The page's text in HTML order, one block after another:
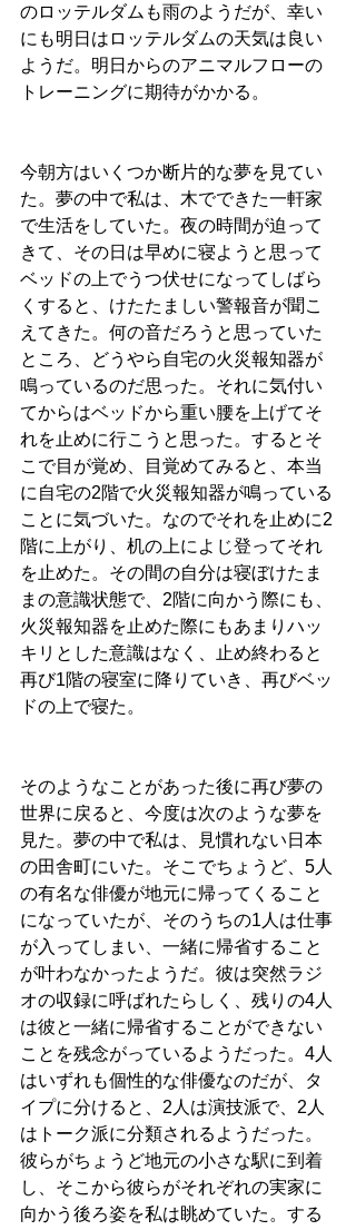
のロッテルダムも雨のようだが、幸い
にも明日はロッテルダムの天気は良い
ようだ。明日からのアニマルフローの
トレーニングに期待がかかる。
今朝方はいくつか断片的な夢を見てい
た。夢の中で私は、木でできた一軒家
で生活をしていた。夜の時間が迫って
きて、その日は早めに寝ようと思って
ベッドの上でうつ伏せになってしばら
くすると、けたたましい警報音が聞こ
えてきた。何の音だろうと思っていた
ところ、どうやら自宅の火災報知器が
鳴っているのだ思った。それに気付い
てからはベッドから重い腰を上げてそ
れを止めに行こうと思った。するとそ
こで目が覚め、目覚めてみると、本当
に自宅の2階で火災報知器が鳴っている
ことに気づいた。なのでそれを止めに2
階に上がり、机の上によじ登ってそれ
を止めた。その間の自分は寝ぼけたま
まの意識状態で、2階に向かう際にも、
火災報知器を止めた際にもあまりハッ
キリとした意識はなく、止め終わると
再び1階の寝室に降りていき、再びベッ
ドの上で寝た。
そのようなことがあった後に再び夢の
世界に戻ると、今度は次のような夢を
見た。夢の中で私は、見慣れない日本
の田舎町にいた。そこでちょうど、5人
の有名な俳優が地元に帰ってくること
になっていたが、そのうちの1人は仕事
が入ってしまい、一緒に帰省すること
が叶わなかったようだ。彼は突然ラジ
オの収録に呼ばれたらしく、残りの4人
は彼と一緒に帰省することができない
ことを残念がっているようだった。4人
はいずれも個性的な俳優なのだが、タ
イプに分けると、2人は演技派で、2人
はトーク派に分類されるようだった。
彼らがちょうど地元の小さな駅に到着
し、そこから彼らがそれぞれの実家に
向かう後ろ姿を私は眺めていた。する